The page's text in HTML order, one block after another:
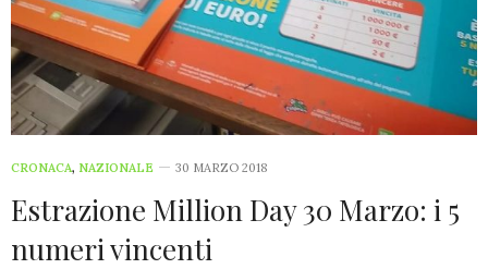
CRONACA, NAZIONALE 30 MARZO 2018
Estrazione Million Day 30 Marzo: i 5
numeri vincenti